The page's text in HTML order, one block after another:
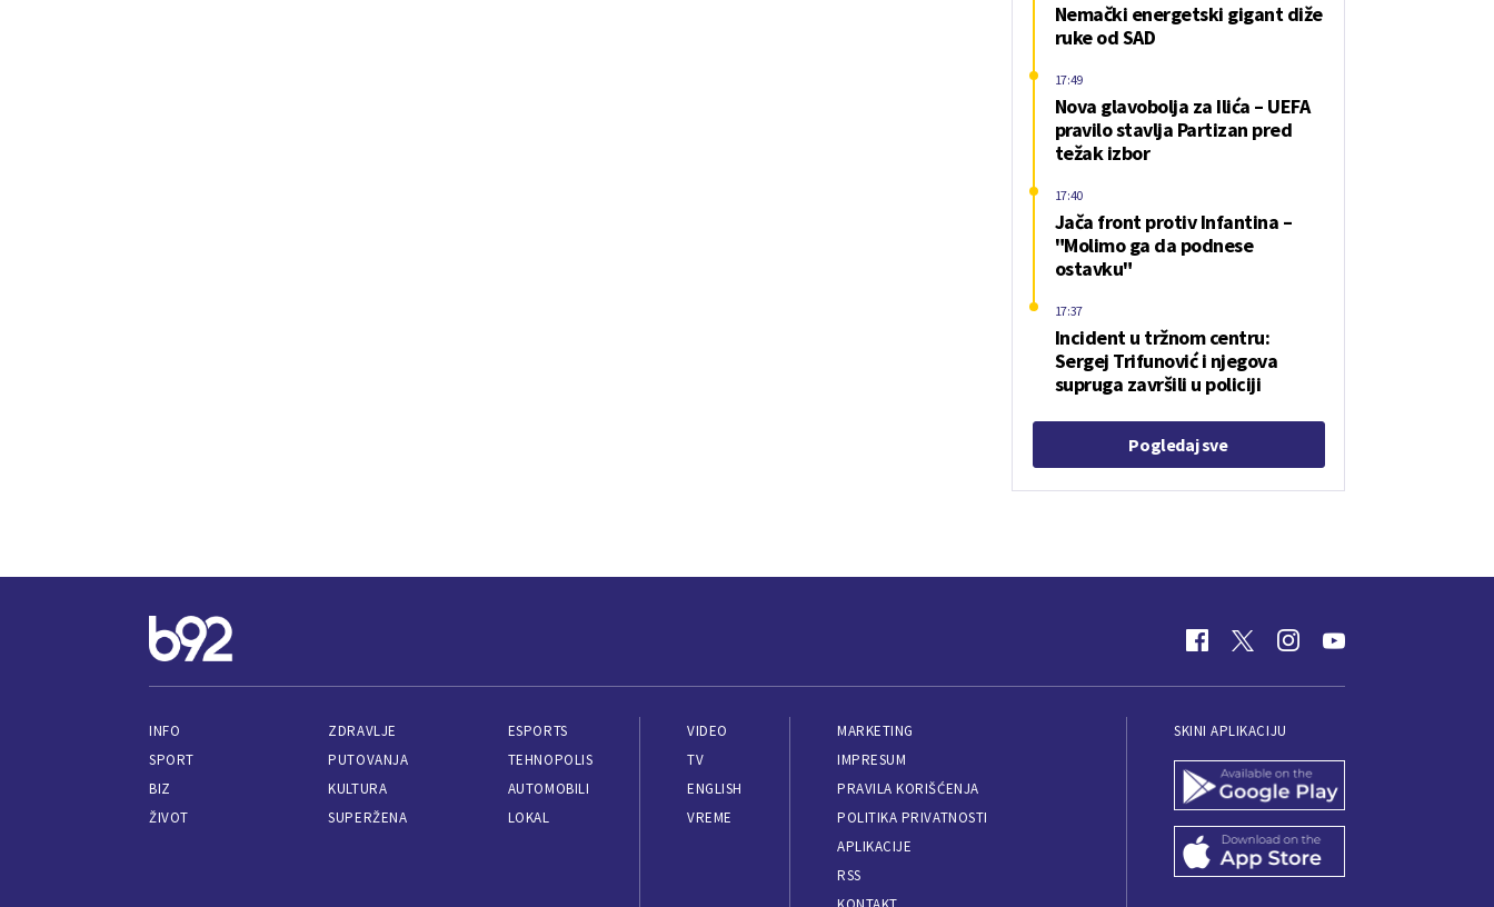
Nemački energetski gigant diže
ruke od SAD
Nova glavobolja za Ilića – UEFA
pravilo stavlja Partizan pred
težak izbor
17:49
Jača front protiv Infantina –
"Molimo ga da podnese
ostavku"
17:40
Incident u tržnom centru:
Sergej Trifunović i njegova
supruga završili u policiji
17:37
Pogledaj sve
INFO
SPORT
BIZ
ŽIVOT
ZDRAVLJE
PUTOVANJA
KULTURA
SUPERŽENA
ESPORTS
TEHNOPOLIS
AUTOMOBILI
LOKAL
VIDEO
TV
ENGLISH
VREME
MARKETING
IMPRESUM
PRAVILA KORIŠĆENJA
POLITIKA PRIVATNOSTI
APLIKACIJE
RSS
SKINI APLIKACIJU